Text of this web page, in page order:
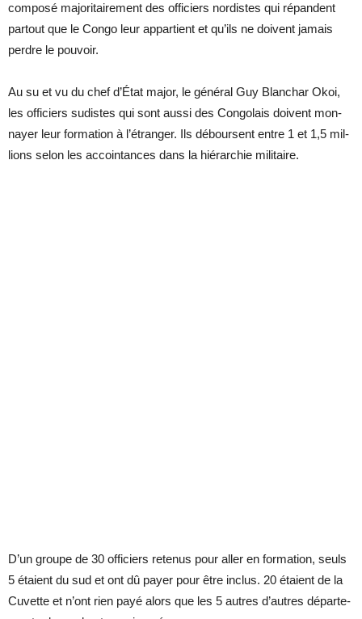
com­posé ma­jo­ri­tai­re­ment des of­fi­ciers nor­distes qui ré­pandent
par­tout que le Congo leur ap­par­tient et qu’ils ne doivent ja­mais
perdre le pou­voir.
Au su et vu du chef d’État ma­jor, le gé­né­ral Guy Blan­char Okoi,
les of­fi­ciers su­distes qui sont aussi des Congo­lais doivent mon­
nayer leur for­ma­tion à l’étran­ger. Ils dé­boursent entre 1 et 1,5 mil­
lions se­lon les ac­coin­tances dans la hié­rar­chie mi­li­taire.
D’un groupe de 30 of­fi­ciers re­te­nus pour al­ler en for­ma­tion, seuls
5 étaient du sud et ont dû payer pour être in­clus. 20 étaient de la
Cu­vette et n’ont rien payé alors que les 5 autres d’autres dé­par­te­